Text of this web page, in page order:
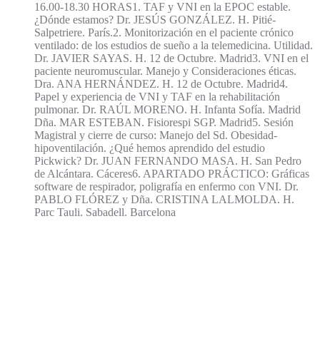
16.00-18.30 HORAS1. TAF y VNI en la EPOC estable.
¿Dónde estamos? Dr. JESÚS GONZÁLEZ. H. Pitié-
Salpetriere. París.2. Monitorización en el paciente crónico
ventilado: de los estudios de sueño a la telemedicina. Utilidad.
Dr. JAVIER SAYAS. H. 12 de Octubre. Madrid3. VNI en el
paciente neuromuscular. Manejo y Consideraciones éticas.
Dra. ANA HERNÁNDEZ. H. 12 de Octubre. Madrid4.
Papel y experiencia de VNI y TAF en la rehabilitación
pulmonar. Dr. RAÚL MORENO. H. Infanta Sofía. Madrid
Dña. MAR ESTEBAN. Fisiorespi SGP. Madrid5. Sesión
Magistral y cierre de curso: Manejo del Sd. Obesidad-
hipoventilación. ¿Qué hemos aprendido del estudio
Pickwick? Dr. JUAN FERNANDO MASA. H. San Pedro
de Alcántara. Cáceres6. APARTADO PRÁCTICO: Gráficas
software de respirador, poligrafía en enfermo con VNI. Dr.
PABLO FLÓREZ y Dña. CRISTINA LALMOLDA. H.
Parc Tauli. Sabadell. Barcelona